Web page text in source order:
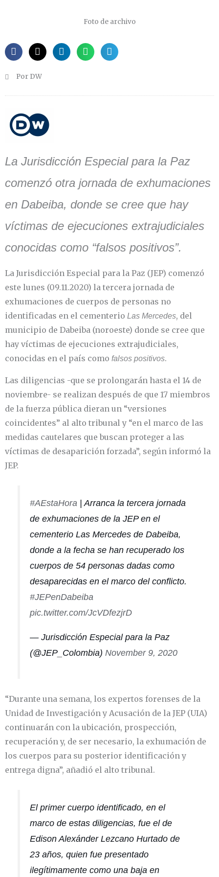
Foto de archivo
Por DW
La Jurisdicción Especial para la Paz
comenzó otra jornada de exhumaciones
en Dabeiba, donde se cree que hay
víctimas de ejecuciones extrajudiciales
conocidas como “falsos positivos”.
La Jurisdicción Especial para la Paz (JEP) comenzó
este lunes (09.11.2020) la tercera jornada de
exhumaciones de cuerpos de personas no
identificadas en el cementerio Las Mercedes, del
municipio de Dabeiba (noroeste) donde se cree que
hay víctimas de ejecuciones extrajudiciales,
conocidas en el país como falsos positivos.
Las diligencias -que se prolongarán hasta el 14 de
noviembre- se realizan después de que 17 miembros
de la fuerza pública dieran un “versiones
coincidentes” al alto tribunal y “en el marco de las
medidas cautelares que buscan proteger a las
víctimas de desaparición forzada”, según informó la
JEP.
#AEstaHora | Arranca la tercera jornada
de exhumaciones de la JEP en el
cementerio Las Mercedes de Dabeiba,
donde a la fecha se han recuperado los
cuerpos de 54 personas dadas como
desaparecidas en el marco del conflicto.
#JEPenDabeiba
pic.twitter.com/JcVDfezjrD
— Jurisdicción Especial para la Paz
(@JEP_Colombia)November 9, 2020
“Durante una semana, los expertos forenses de la
Unidad de Investigación y Acusación de la JEP (UIA)
continuarán con la ubicación, prospección,
recuperación y, de ser necesario, la exhumación de
los cuerpos para su posterior identificación y
entrega digna”, añadió el alto tribunal.
El primer cuerpo identificado, en el
marco de estas diligencias, fue el de
Edison Alexánder Lezcano Hurtado de
23 años, quien fue presentado
ilegítimamente como una baja en